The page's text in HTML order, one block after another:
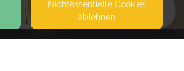
EVENTS
Nicht­essentielle Cookies
ablehnen